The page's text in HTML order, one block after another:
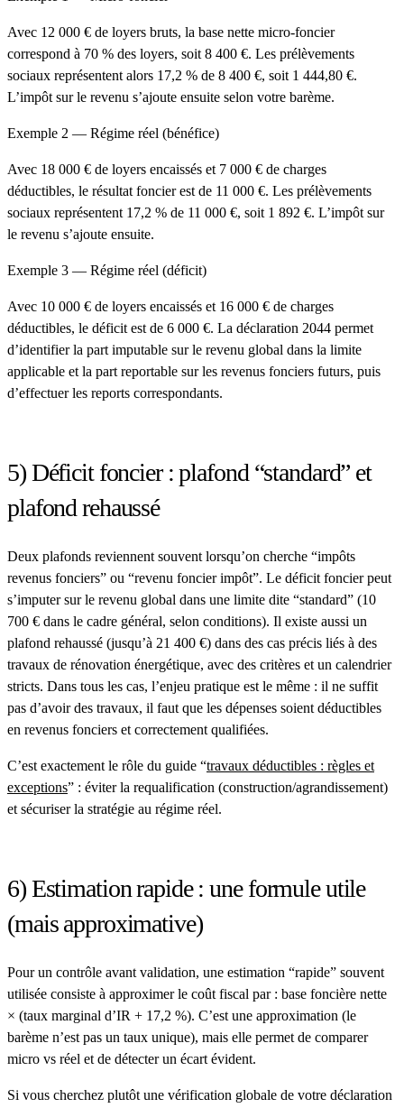
Avec 12 000 € de loyers bruts, la base nette micro-foncier
correspond à 70 % des loyers, soit 8 400 €. Les prélèvements
sociaux représentent alors 17,2 % de 8 400 €, soit 1 444,80 €.
L’impôt sur le revenu s’ajoute ensuite selon votre barème.
Exemple 2 — Régime réel (bénéfice)
Avec 18 000 € de loyers encaissés et 7 000 € de charges
déductibles, le résultat foncier est de 11 000 €. Les prélèvements
sociaux représentent 17,2 % de 11 000 €, soit 1 892 €. L’impôt sur
le revenu s’ajoute ensuite.
Exemple 3 — Régime réel (déficit)
Avec 10 000 € de loyers encaissés et 16 000 € de charges
déductibles, le déficit est de 6 000 €. La déclaration 2044 permet
d’identifier la part imputable sur le revenu global dans la limite
applicable et la part reportable sur les revenus fonciers futurs, puis
d’effectuer les reports correspondants.
5) Déficit foncier : plafond “standard” et
plafond rehaussé
Deux plafonds reviennent souvent lorsqu’on cherche “impôts
revenus fonciers” ou “revenu foncier impôt”. Le déficit foncier peut
s’imputer sur le revenu global dans une limite dite “standard” (10
700 € dans le cadre général, selon conditions). Il existe aussi un
plafond rehaussé (jusqu’à 21 400 €) dans des cas précis liés à des
travaux de rénovation énergétique, avec des critères et un calendrier
stricts. Dans tous les cas, l’enjeu pratique est le même : il ne suffit
pas d’avoir des travaux, il faut que les dépenses soient déductibles
en revenus fonciers et correctement qualifiées.
C’est exactement le rôle du guide “travaux déductibles : règles et
exceptions” : éviter la requalification (construction/agrandissement)
et sécuriser la stratégie au régime réel.
6) Estimation rapide : une formule utile
(mais approximative)
Pour un contrôle avant validation, une estimation “rapide” souvent
utilisée consiste à approximer le coût fiscal par : base foncière nette
× (taux marginal d’IR + 17,2 %). C’est une approximation (le
barème n’est pas un taux unique), mais elle permet de comparer
micro vs réel et de détecter un écart évident.
Si vous cherchez plutôt une vérification globale de votre déclaration